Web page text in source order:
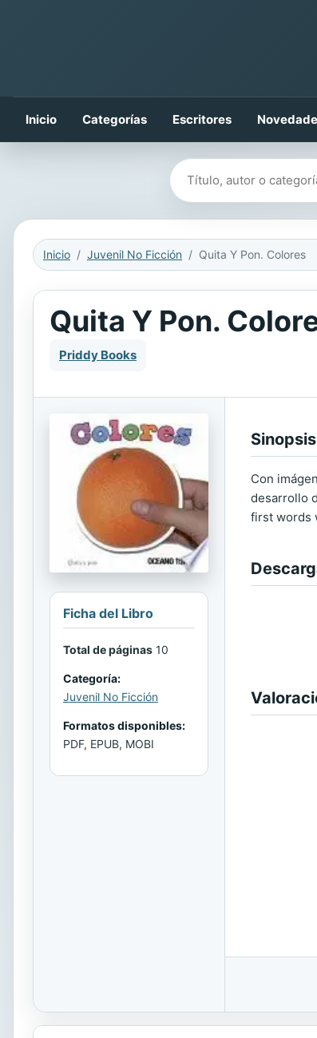
Inicio Categorías Escritores
Buscar libros
Inicio Juvenil No Ficción Quita Y Pon. Colores
Quita Y Pon.
Priddy Books
Ficha del Libro
Total de páginas 10
Categoría:
Juvenil No Ficción
Formatos disponibles:
PDF, EPUB, MOBI
Con
desarrollo
first words